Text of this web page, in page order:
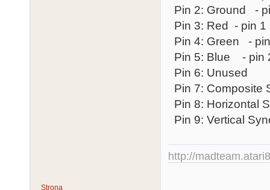
Pin 2: Ground -
Pin 3: Red - pin 1
Pin 4: Green -
Pin 5: Blue - pin
Pin 6: Unused
Pin 7: Composite
Pin 8: Horizontal
Pin 9: Vertical
http://
Strona